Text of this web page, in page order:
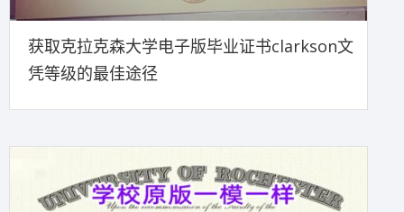
获取克拉克森大学电子版毕业证书clarkson文
凭等级的最佳途径